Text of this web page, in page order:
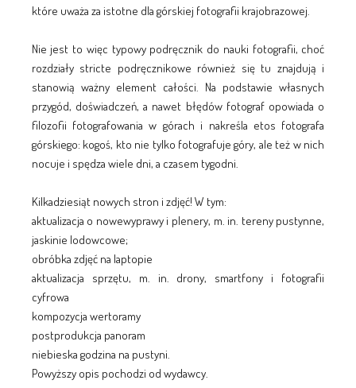
które uważa za istotne dla górskiej fotografii krajobrazowej.
Nie jest to więc typowy podręcznik do nauki fotografii, choć
rozdziały stricte podręcznikowe również się tu znajdują i
stanowią ważny element całości. Na podstawie własnych
przygód, doświadczeń, a nawet błędów fotograf opowiada o
filozofii fotografowania w górach i nakreśla etos fotografa
górskiego: kogoś, kto nie tylko fotografuje góry, ale też w nich
nocuje i spędza wiele dni, a czasem tygodni.
Kilkadziesiąt nowych stron i zdjęć! W tym:
aktualizacja o nowewyprawy i plenery, m. in. tereny pustynne,
jaskinie lodowcowe;
obróbka zdjęć na laptopie
aktualizacja sprzętu, m. in. drony, smartfony i fotografii
cyfrowa
kompozycja wertoramy
postprodukcja panoram
niebieska godzina na pustyni.
Powyższy opis pochodzi od wydawcy.